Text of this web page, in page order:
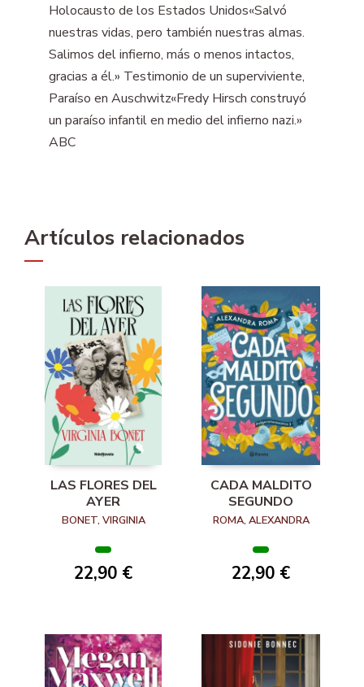
Holocausto de los Estados Unidos«Salvó
nuestras vidas, pero también nuestras almas.
Salimos del infierno, más o menos intactos,
gracias a él.» Testimonio de un superviviente,
Paraíso en Auschwitz«Fredy Hirsch construyó
un paraíso infantil en medio del infierno nazi.»
ABC
Artículos relacionados
LAS FLORES DEL
AYER
BONET, VIRGINIA
22,90 €
CADA MALDITO
SEGUNDO
ROMA, ALEXANDRA
22,90 €